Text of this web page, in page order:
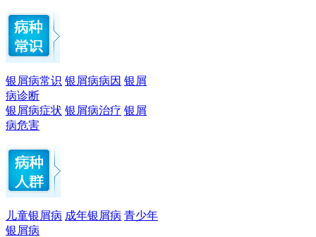
银屑病常识 银屑病病因 银屑
病诊断
银屑病症状 银屑病治疗 银屑
病危害
儿童银屑病 成年银屑病 青少年
银屑病